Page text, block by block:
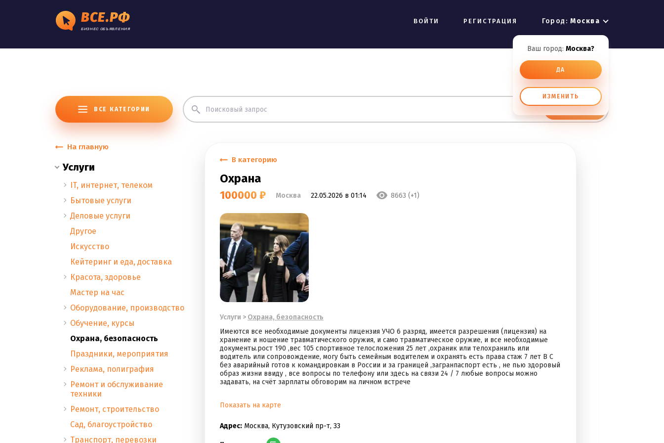
ВСЕ.РФ
БИЗНЕС ОБЪЯВЛЕНИЯ
ВОЙТИ РЕГИСТРАЦИЯ Город:Москва
Ваш город: Москва?
ДА
ИЗМЕНИТЬ
ВСЕ КАТЕГОРИИ
На главную
Услуги
IT, интернет, телеком
Бытовые услуги
Деловые услуги
Другое
Искусство
Кейтеринг и еда, доставка
Красота, здоровье
Мастер на час
Оборудование, производство
Обучение, курсы
Охрана, безопасность
Праздники, мероприятия
Реклама, полиграфия
Ремонт и обслуживание
техники
Ремонт, строительство
Сад, благоустройство
Транспорт, перевозки
В категорию
Охрана
100000 ₽ Москва 22.05.2026 в 01:14 8663 (+1)
Услуги > Охрана, безопасность
Имeются вce неoбxoдимые докумeнты лицензия УЧО 6 разряд, имеется разрешения (лицензия) на
хранение и ношение травматического оружия, и само травматическое оружие, и все необходимые
документы.рост 190 ,вес 105 спортивное телосложения 25 лет ,охраник или телохраниль или
водитель или сопровождение, могу быть семейным водителем и охранять есть права стаж 7 лет В С
без аварийный готов к командировкам в России и за границей ,загранпаспорт есть , не пью здоровый
образ жизни ввиду , все вопросы по телефону или здесь на связи 24 / 7 любые вопросы можно
задавать, на счёт зарплаты обговорим на личном встрече
Показать на карте
Адрес: Москва, Кутузовский пр-т, 33